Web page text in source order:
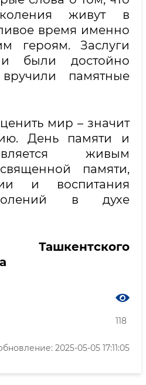
живут в
время именно
героям. Заслуги
были достойно
памятные
мир – значит
День памяти и
живым
памяти,
и воспитания
в духе
Ташкентского
118
2025-05-05 17:11:05